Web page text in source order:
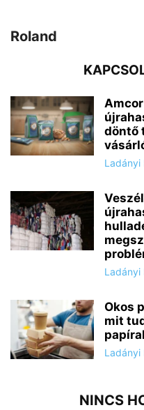
Roland
döntő
Ladányi
Ladányi
Okos
mit
Ladányi
NINCS